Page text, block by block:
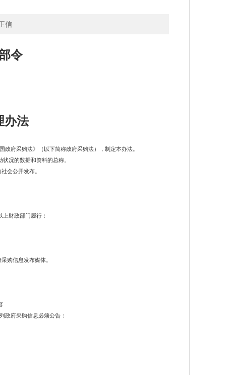
信
令
办法
府采购法》（以下简称政府采购法），制定本办法。
况的数据和资料的总称。
会公开发布。
财政部门履行：
购信息发布媒体。
政府采购信息必须公告：